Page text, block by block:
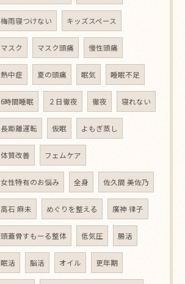
梅雨寝つけない キッズスペース
マスク マスク頭痛 慢性頭痛
熱中症 夏の頭痛 眠気 睡眠不足
6時間睡眠 ２日徹夜 徹夜 寝れない
長距離運転 仮眠 よもぎ蒸し
体質改善 フェムケア
女性特有のお悩み 全身 佐久間 美佐乃
高石 麻未 めぐりを整える 廣神 律子
頭蓋骨すもーる整体 低気圧 腸活
眠活 脳活 オイル 更年期